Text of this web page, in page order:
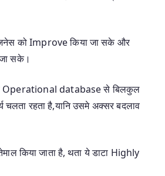
को Improve किया जा सके और
सके।
Operational database से बिलकुल
रहता है,यानि उसमे अक्सर बदलाव
किया जाता है, थता ये डाटा Highly